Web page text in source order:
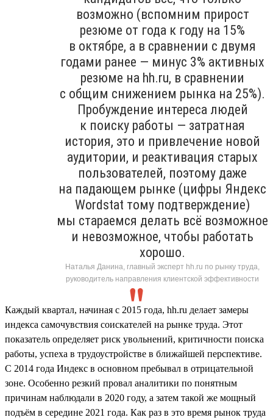
возможно (вспомним прирост
резюме от года к году на 15%
в октябре, а в сравнении с двумя
годами ранее — минус 3% активных
резюме на hh.ru, в сравнении
с общим снижением рынка на 25%).
Пробуждение интереса людей
к поиску работы — затратная
история, это и привлечение новой
аудитории, и реактивация старых
пользователей, поэтому даже
на падающем рынке (цифры Яндекс
Wordstat тому подтверждение)
мы стараемся делать всё возможное
и невозможное, чтобы работать
хорошо.
Наталья Данина, главный эксперт hh.ru по рынку труда,
руководитель направления клиентской эффективности
Каждый квартал, начиная с 2015 года, hh.ru делает замеры
индекса самочувствия соискателей на рынке труда. Этот
показатель определяет риск увольнений, критичности поиска
работы, успеха в трудоустройстве в ближайшей перспективе.
С 2014 года Индекс в основном пребывал в отрицательной
зоне. Особенно резкий провал аналитики по понятным
причинам наблюдали в 2020 году, а затем такой же мощный
подъём в середине 2021 года. Как раз в это время рынок труда